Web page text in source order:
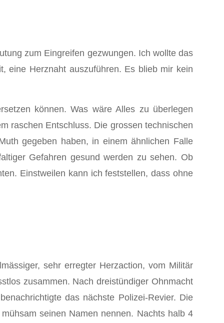
zum Eingreifen gezwungen. Ich wollte das
eine Herznaht auszuführen. Es blieb mir kein
können. Was wäre Alles zu überlegen
raschen Entschluss. Die grossen technischen
gegeben haben, in einem ähnlichen Falle
Gefahren gesund werden zu sehen. Ob
Einstweilen kann ich feststellen, dass ohne
sehr erregter Herzaction, vom Militär
zusammen. Nach dreistündiger Ohnmacht
das nächste Polizei-Revier. Die
seinen Namen nennen. Nachts halb 4